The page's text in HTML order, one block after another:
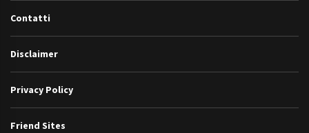
Contatti
Disclaimer
Privacy Policy
Friend Sites